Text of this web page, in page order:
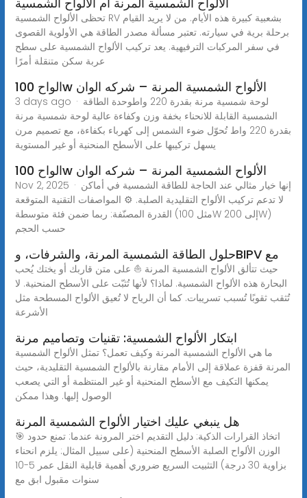
تحظى الألواح الشمسية RV بشعبية كبيرة هذه الأيام. من لا يريد القيام
برحلة برية في سيارته. تعتبر مسألة مصدر الطاقة هي الأولوية القصوى
في سفر المركبات الترفيهية. يعد تركيب الألواح الشمسية على سطح
عربة سكن متنقلة أمرًا
الواح 100w الألواح الشمسية المرنة – شركه الوان
3 days ago · لوحة شمسية مرنة بقدرة 220 واطوحدة الطاقة
الشمسية القابلة للانحناء بخفة وزن وكفاءة عالية لوحة شمسية مرنة
بقدرة 220 واط تُحوّل ضوء الشمس إلى كهرباء بكفاءة، مع تصميم مرن
يسهل تركيبها على الأسطح المنحنية أو غير المستوية
الواح 100w الألواح الشمسية المرنة – شركه الوان
Nov 2, 2025 · إنها خيار مثالي عند الحاجة للطاقة الشمسية في أماكن
لا تدعم تركيب الألواح التقليدية الصلبة. ⚙️ المواصفات التقنية المتوقعة
القدرة المصنّفة: ربما ضمن فئة متوسطة (مثل 100W إلى 200W)
حسب الحجم
حلول الطاقة الشمسية المرنة، والشرفات، وBIPV مع
حيث تتألق الألواح الشمسية المرنة ⛵ على متن قاربك أو يختك يُحب
البحارة هذه الألواح الشمسية. لماذا؟ لأنها تُثبّت على الأسطح المنحنية. لا
تُثقب ثقوبًا تُسبب تسريبات. كما أن الرياح لا تُعيق الألواح المسطحة مثل
الأشرعة
ابتكار الألواح الشمسية: تقنيات وتصاميم مرنة
ما هي الألواح الشمسية المرنة وكيف تعمل؟ تمثل الألواح الشمسية
المرنة قفزة عملاقة إلى الأمام مقارنة بالألواح الشمسية التقليدية، حيث
يمكنها التكيف مع الأسطح المنحنية أو غير المنتظمة أو التي يصعب
الوصول إليها. وهذا ممكن
هل ينبغي عليك اختيار الألواح الشمسية المرنة
🎯 اتخاذ القرارات الذكية: دليل التقديم اختر المرونة عندما: تمنع حدود
الوزن الألواح الصلبة الأسطح المنحنية (على سبيل المثال: يلزم انحناء
بزاوية 30 درجة) التثبيت السريع ضروري أهمية قابلية النقل عمر 5-10
سنوات مقبول ابق مع